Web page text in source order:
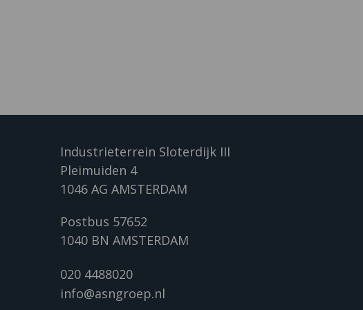
Industrieterrein Sloterdijk III
Pleimuiden 4
1046 AG AMSTERDAM
Postbus 57652
1040 BN AMSTERDAM
020 4488020
info@asngroep.nl